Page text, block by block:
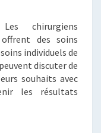
chirurgiens
des soins
individuels de
discuter de
souhaits avec
les résultats